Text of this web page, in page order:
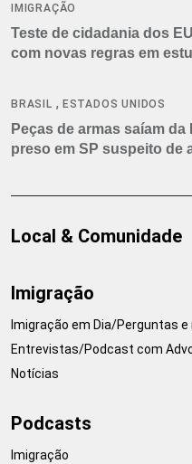
IMIGRAÇÃO
Teste de cidadania dos
com novas regras em
BRASIL , ESTADOS UNIDOS
Peças de armas saíam
preso em SP suspeito de
Local & Comunidade
Imigração
Imigração em Dia/Perguntas
Entrevistas/Podcast com
Notícias
Podcasts
Imigração